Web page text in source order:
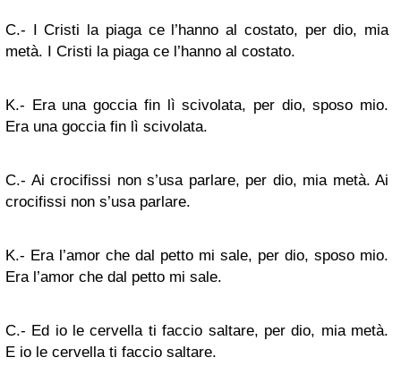
C.- I Cristi la piaga ce l’hanno al costato, per dio, mia
metà. I Cristi la piaga ce l’hanno al costato.
K.- Era una goccia fin lì scivolata, per dio, sposo mio.
Era una goccia fin lì scivolata.
C.- Ai crocifissi non s’usa parlare, per dio, mia metà. Ai
crocifissi non s’usa parlare.
K.- Era l’amor che dal petto mi sale, per dio, sposo mio.
Era l’amor che dal petto mi sale.
C.- Ed io le cervella ti faccio saltare, per dio, mia metà.
E io le cervella ti faccio saltare.